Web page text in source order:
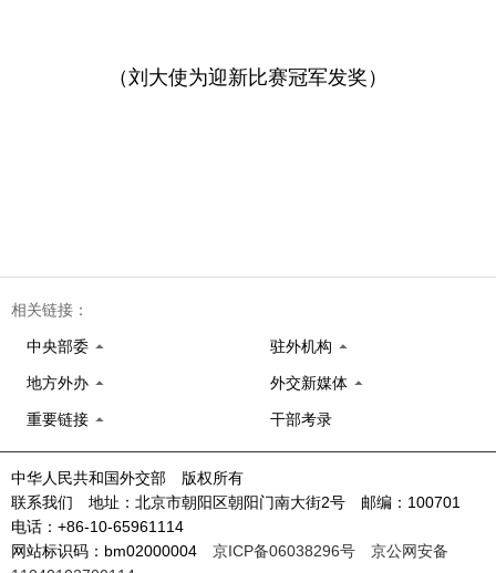
（刘大使为迎新比赛冠军发奖）
相关链接：
中央部委 驻外机构
地方外办 外交新媒体
重要链接 干部考录
中华人民共和国外交部 版权所有
联系我们 地址：北京市朝阳区朝阳门南大街2号 邮编：100701
电话：+86-10-65961114
网站标识码：bm02000004 京ICP备06038296号
京公网安备